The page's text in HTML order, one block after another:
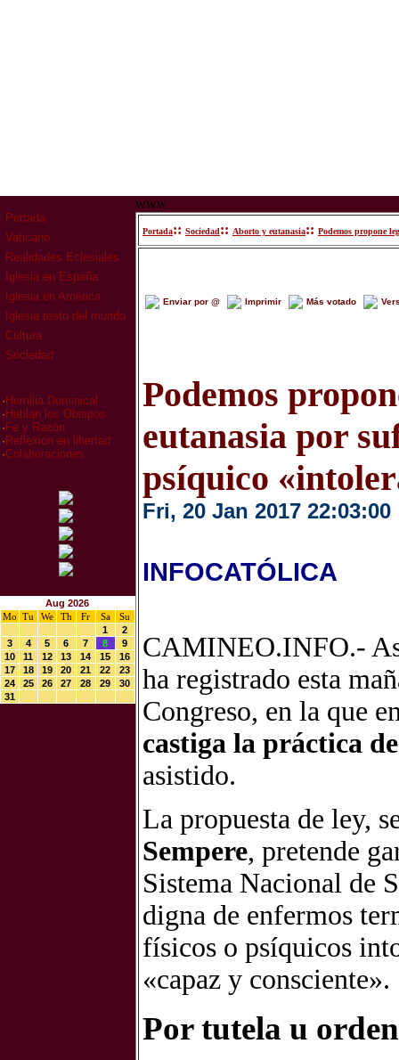
Portada
Vaticano
Realidades Eclesiales
Iglesia en España
Iglesia en América
Iglesia resto del mundo
Cultura
Sociedad
· Homilia Dominical
· Hablan los Obispos
· Fe y Razón
· Reflexion en libertad
·Colaboraciones
Aug 2026
Mo
Tu We Th Fr Sa
Su
1
2
3
4 5 6 7 8
9
10
11 12 13 14 15
16
17
18 19 20 21 22
23
24
25 26 27 28 29
30
31
www
Portada:: Sociedad:: Aborto y eutanasia:: Podemos propone
Enviar por @ Imprimir Más votado
Podemos
eutanasia por
psíquico
Fri, 20 Jan 2017 22:03:00
INFOCATÓLICA
CAMINEO.INFO.-
ha registrado esta
Congreso, en la que
castiga la práctica
asistido.
La propuesta de ley,
Sempere, pretende
Sistema Nacional de
digna de enfermos
físicos o psíquicos
«capaz y consciente».
Por tutela u